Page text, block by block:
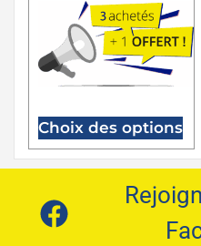
Choix des options